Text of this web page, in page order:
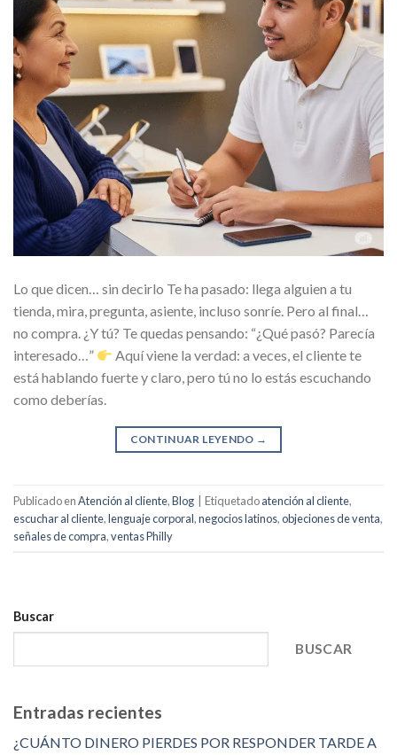
Lo que dicen… sin decirlo Te ha pasado: llega alguien a tu
tienda, mira, pregunta, asiente, incluso sonríe. Pero al final…
no compra. ¿Y tú? Te quedas pensando: “¿Qué pasó? Parecía
interesado…”
Aquí viene la verdad: a veces, el cliente te
está hablando fuerte y claro, pero tú no lo estás escuchando
como deberías.
CONTINUAR LEYENDO →
Publicado enAtención al cliente,Blog Etiquetadoatención al cliente,
escuchar al cliente,lenguaje corporal,negocios latinos,objeciones de venta,
señales de compra,ventas Philly
Buscar
BUSCAR
Entradas recientes
¿CUÁNTO DINERO PIERDES POR RESPONDER TARDE A